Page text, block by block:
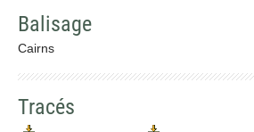
Balisage
Cairns
Tracés